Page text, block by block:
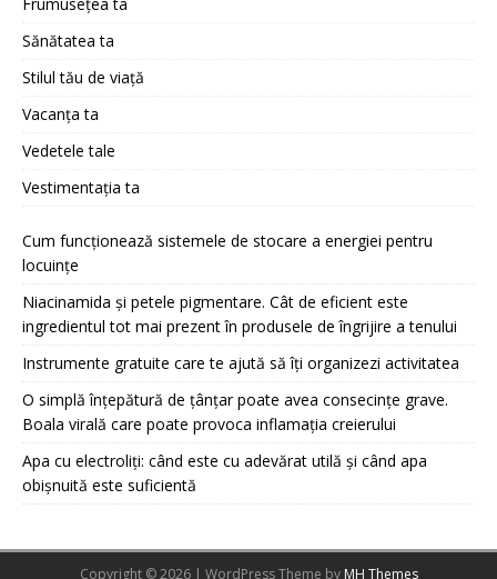
Sănătatea ta
Stilul tău de viață
Vacanța ta
Vedetele tale
Vestimentația ta
Cum funcționează sistemele de stocare a energiei pentru
locuințe
Niacinamida și petele pigmentare. Cât de eficient este
ingredientul tot mai prezent în produsele de îngrijire a tenului
Instrumente gratuite care te ajută să îți organizezi activitatea
O simplă înțepătură de țânțar poate avea consecințe grave.
Boala virală care poate provoca inflamația creierului
Apa cu electroliți: când este cu adevărat utilă și când apa
obișnuită este suficientă
Copyright © 2026 | WordPress Theme by MH Themes